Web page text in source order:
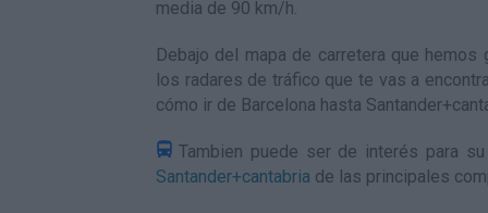
media de 90 km/h.
Debajo del mapa de carretera que hemos
los radares de tráfico que te vas a
cómo ir de Barcelona hasta
Tambien puede ser de interés para
Santander+cantabria de las principales